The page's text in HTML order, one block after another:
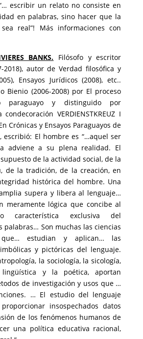
escribir un relato no consiste en
en palabras, sino hacer que la
real”! Más informaciones con
BANKS. Filósofo y escritor
2018), autor de Verdad filosófica y
Ensayos Jurídicos (2008), etc..
Bienio (2006-2008) por El proceso
paraguayo y distinguido por
VERDIENSTKREUZ I
Crónicas y Ensayos Paraguayos de
escribió: El hombre es “…aquel ser
adviene a su plena realidad. El
de la actividad social, de la
de la tradición, de la creación, en
histórica del hombre. Una
supera y libera al lenguaje…
meramente lógica que concibe al
característica exclusiva del
palabras… Son muchas las ciencias
estudian y aplican… las
y pictóricas del lenguaje.
la sociología, la sicología,
y la poética, aportan
de investigación y usos que …
… El estudio del lenguaje
insospechados datos
de los fenómenos humanos de
una política educativa racional,